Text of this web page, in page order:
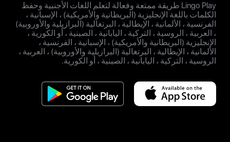
Lingo Play طريقة ممتعة وفعالة لتعلم اللغات الأجنبية وحفظ
الكلمات باللغة الإنجليزية (البريطانية والأمريكية) ، الإسبانية ،
الفرنسية ، الألمانية ، الإيطالية ، البرتغالية (البرازيلية والأوروبية)
، العربية ، الروسية ، التركية ، اليابانية ، الصينية ، أو الكورية ،
الإنجليزية (البريطانية والأمريكية) ، الإسبانية ، الفرنسية ،
الألمانية ، الإيطالية ، البرتغالية (البرازيلية والأوروبية) ، العربية ،
الروسية ، التركية ، اليابانية ، الصينية ، أو الكورية.